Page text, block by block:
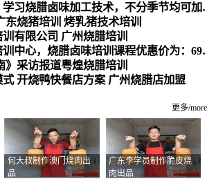
烧腊历史悠久，学习
东烧猪培训 烤乳猪技术培训
有限公司 广州烧腊培训
广州粤煌烧腊培训中心，烧腊卤味培训课程优惠价为：6980元
》采访报道粤煌烧腊培训
开烧鸭快餐店方案 广州烧腊店加盟
更多/more
何大叔制作澳门烧肉出
品
广东李学员制作脆皮烧
肉出品